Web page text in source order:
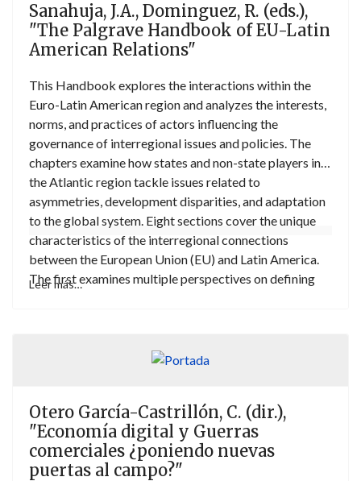
general a lo particular, y de una visión práctica de las
normas de consumo del DIPr de la Unión Europea,
España, Italia y Francia, y algunos países de
Brasil. Para ello, se indica cómo los derechos de los
consumidores pueden cambiar de acuerdo con
criterios como el domicilio y la residencia habitual de
las partes, el pacto de ley aplicable y las normas
imperativas de protección a los consumidores.
Sanahuja, J.A., Dominguez, R. (eds.),
"The Palgrave Handbook of EU-Latin
American Relations"
This Handbook explores the interactions within the
Euro-Latin American region and analyzes the interests,
norms, and practices of actors influencing the
governance of interregional issues and policies. The
chapters examine how states and non-state players in
the Atlantic region tackle issues related to
asymmetries, development disparities, and adaptation
to the global system. Eight sections cover the unique
characteristics of the interregional connections
between the European Union (EU) and Latin America.
The first examines multiple perspectives on defining
America. EU relations with Latin American regions and
agendas are explored in sections five and six. This
Handbook closes with two sections focused on the
societal experiences and the role of external actors.
Leer más…
Otero García-Castrillón, C. (dir.),
"Economía digital y Guerras
comerciales ¿poniendo nuevas
puertas al campo?"